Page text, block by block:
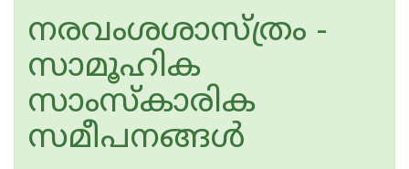
നരവംശശാസ്ത്രം -
സാമൂഹിക
സാംസ്‌കാരിക
സമീപനങ്ങൾ